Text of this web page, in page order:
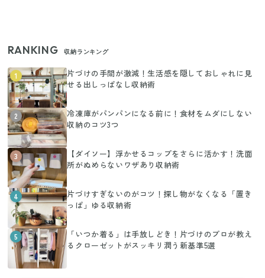
RANKING 収納ランキング
1
片づけの手間が激減！生活感を隠しておしゃれに見
せる出しっぱなし収納術
2
冷凍庫がパンパンになる前に！食材をムダにしない
収納のコツ3つ
3
【ダイソー】浮かせるコップをさらに活かす！洗面
所がぬめらないワザあり収納術
4
片づけすぎないのがコツ！探し物がなくなる「置き
っぱ」ゆる収納術
5
「いつか着る」は手放しどき！片づけのプロが教え
るクローゼットがスッキリ潤う新基準5選